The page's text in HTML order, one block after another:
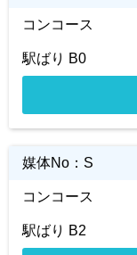
コンコース
駅ばり B0
媒体No： S
コンコース
駅ばり B2